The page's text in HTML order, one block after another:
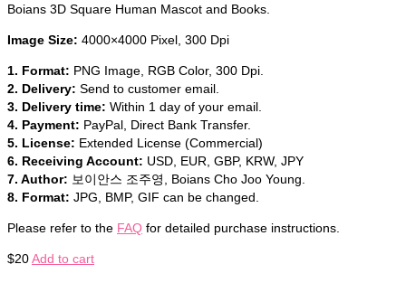
Boians 3D Square Human Mascot and Books.
Image Size: 4000×4000 Pixel, 300 Dpi
1. Format: PNG Image, RGB Color, 300 Dpi.
2. Delivery: Send to customer email.
3. Delivery time: Within 1 day of your email.
4. Payment: PayPal, Direct Bank Transfer.
5. License: Extended License (Commercial)
6. Receiving Account: USD, EUR, GBP, KRW, JPY
7. Author: 보이안스 조주영, Boians Cho Joo Young.
8. Format: JPG, BMP, GIF can be changed.
Please refer to the FAQ for detailed purchase instructions.
$20Add to cart